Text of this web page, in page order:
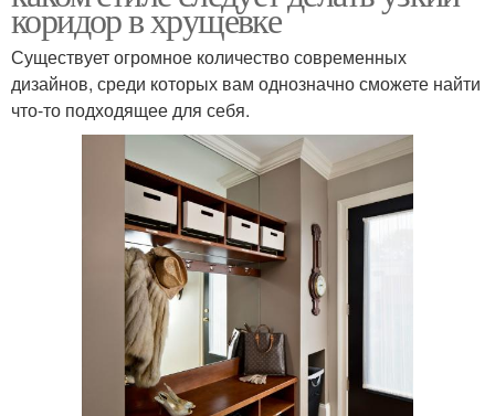
коридор в хрущевке
Существует огромное количество современных
дизайнов, среди которых вам однозначно сможете найти
что-то подходящее для себя.